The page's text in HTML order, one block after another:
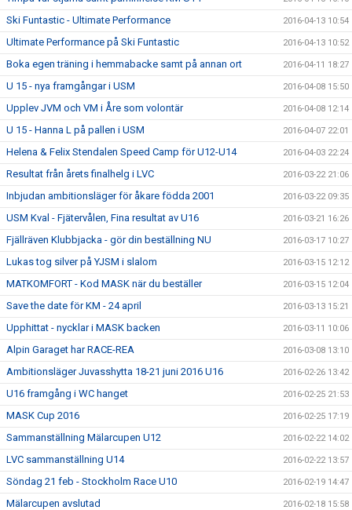
Ski Funtastic - Ultimate Performance 2016-04-13 10:54
Ultimate Performance på Ski Funtastic 2016-04-13 10:52
Boka egen träning i hemmabacke samt på annan ort 2016-04-11 18:27
U 15 - nya framgångar i USM 2016-04-08 15:50
Upplev JVM och VM i Åre som volontär 2016-04-08 12:14
U 15 - Hanna L på pallen i USM 2016-04-07 22:01
Helena & Felix Stendalen Speed Camp för U12-U14 2016-04-03 22:24
Resultat från årets finalhelg i LVC 2016-03-22 21:06
Inbjudan ambitionsläger för åkare födda 2001 2016-03-22 09:35
USM Kval - Fjätervålen, Fina resultat av U16 2016-03-21 16:26
Fjällräven Klubbjacka - gör din beställning NU 2016-03-17 10:27
Lukas tog silver på YJSM i slalom 2016-03-15 12:12
MATKOMFORT - Kod MASK när du beställer 2016-03-15 12:04
Save the date för KM - 24 april 2016-03-13 15:21
Upphittat - nycklar i MASK backen 2016-03-11 10:06
Alpin Garaget har RACE-REA 2016-03-08 13:10
Ambitionsläger Juvasshytta 18-21 juni 2016 U16 2016-02-26 13:42
U16 framgång i WC hanget 2016-02-25 21:53
MASK Cup 2016 2016-02-25 17:19
Sammanställning Mälarcupen U12 2016-02-22 14:02
LVC sammanställning U14 2016-02-22 13:57
Söndag 21 feb - Stockholm Race U10 2016-02-19 14:47
Mälarcupen avslutad 2016-02-18 15:58